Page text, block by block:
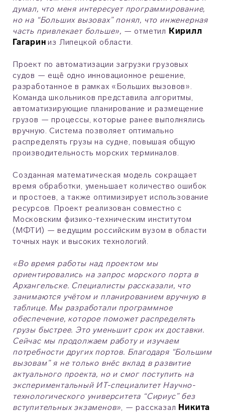
думал, что меня интересует программирование,
но на “Больших вызовах” понял, что инженерная
часть привлекает больше», — отметил Кирилл
Гагариниз Липецкой области.
Проект по автоматизации загрузки грузовых
судов — ещё одно инновационное решение,
разработанное в рамках «Больших вызовов».
Команда школьников представила алгоритмы,
автоматизирующие планирование и размещение
грузов — процессы, которые ранее выполнялись
вручную. Система позволяет оптимально
распределять грузы на судне, повышая общую
производительность морских терминалов.
Созданная математическая модель сокращает
время обработки, уменьшает количество ошибок
и простоев, а также оптимизирует использование
ресурсов. Проект реализован совместно с
Московским физико-техническим институтом
(МФТИ) — ведущим российским вузом в области
точных наук и высоких технологий.
«Во время работы над проектом мы
ориентировались на запрос морского порта в
Архангельске. Специалисты рассказали, что
занимаются учётом и планированием вручную в
таблице. Мы разработали программное
обеспечение, которое поможет распределять
грузы быстрее. Это уменьшит срок их доставки.
Сейчас мы продолжаем работу и изучаем
потребности других портов. Благодаря “Большим
вызовам” я не только внёс вклад в развитие
актуального проекта, но и смог поступить на
экспериментальный ИТ-специалитет Научно-
технологического университета “Сириус” без
вступительных экзаменов», — рассказал Никита